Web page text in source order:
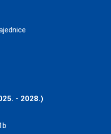
- 2028.)